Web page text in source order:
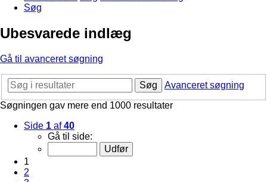
Søg
Ubesvarede indlæg
Gå til avanceret søgning
Søg
Avanceret søgning
Søgningen gav mere end 1000 resultater
Side 1 af40
Gå til side:
1
2